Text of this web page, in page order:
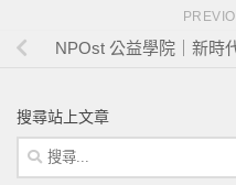
NPOst 公益學院｜新時
搜尋站上文章
搜
尋